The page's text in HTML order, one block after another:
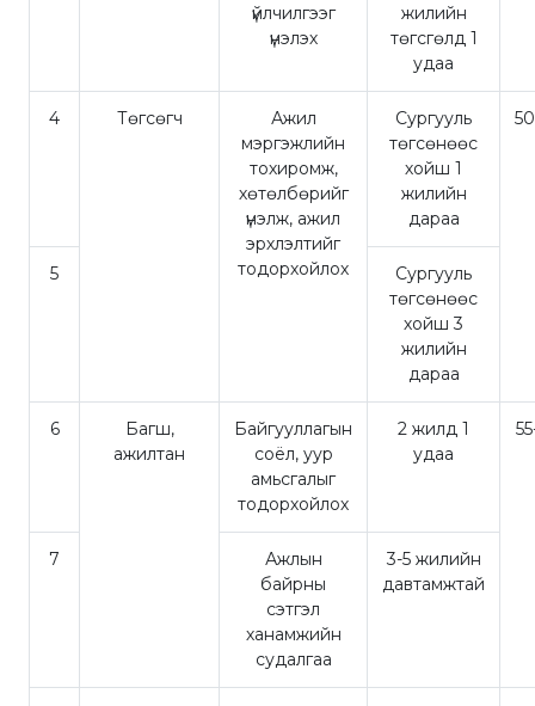
үйлчилгээг
үнэлэх
жилийн
төгсгөлд 1
удаа
4 Төгсөгч
Ажил
мэргэжлийн
тохиромж,
хөтөлбөрийг
үнэлж, ажил
эрхлэлтийг
тодорхойлох
Сургууль
төгсөнөөс
хойш 1
жилийн
дараа
5
Сургууль
төгсөнөөс
хойш 3
жилийн
дараа
6
Багш,
ажилтан
Байгууллагын
соёл, уур
амьсгалыг
тодорхойлох
2 жилд 1
удаа
7
Ажлын
байрны
сэтгэл
ханамжийн
судалгаа
3-5 жилийн
давтамжтай